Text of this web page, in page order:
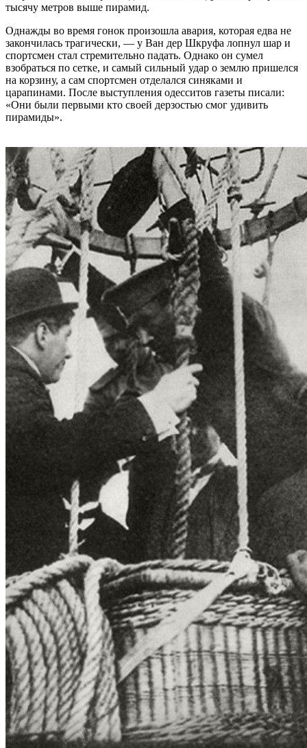
тысячу метров выше пирамид.
Однажды во время гонок произошла авария, которая едва не
закончилась трагически, — у Ван дер Шкруфа лопнул шар и
спортсмен стал стремительно падать. Однако он сумел
взобраться по сетке, и самый сильный удар о землю пришелся
на корзину, а сам спортсмен отделался синяками и
царапинами. После выступления одесситов газеты писали:
«Они были первыми кто своей дерзостью смог удивить
пирамиды».